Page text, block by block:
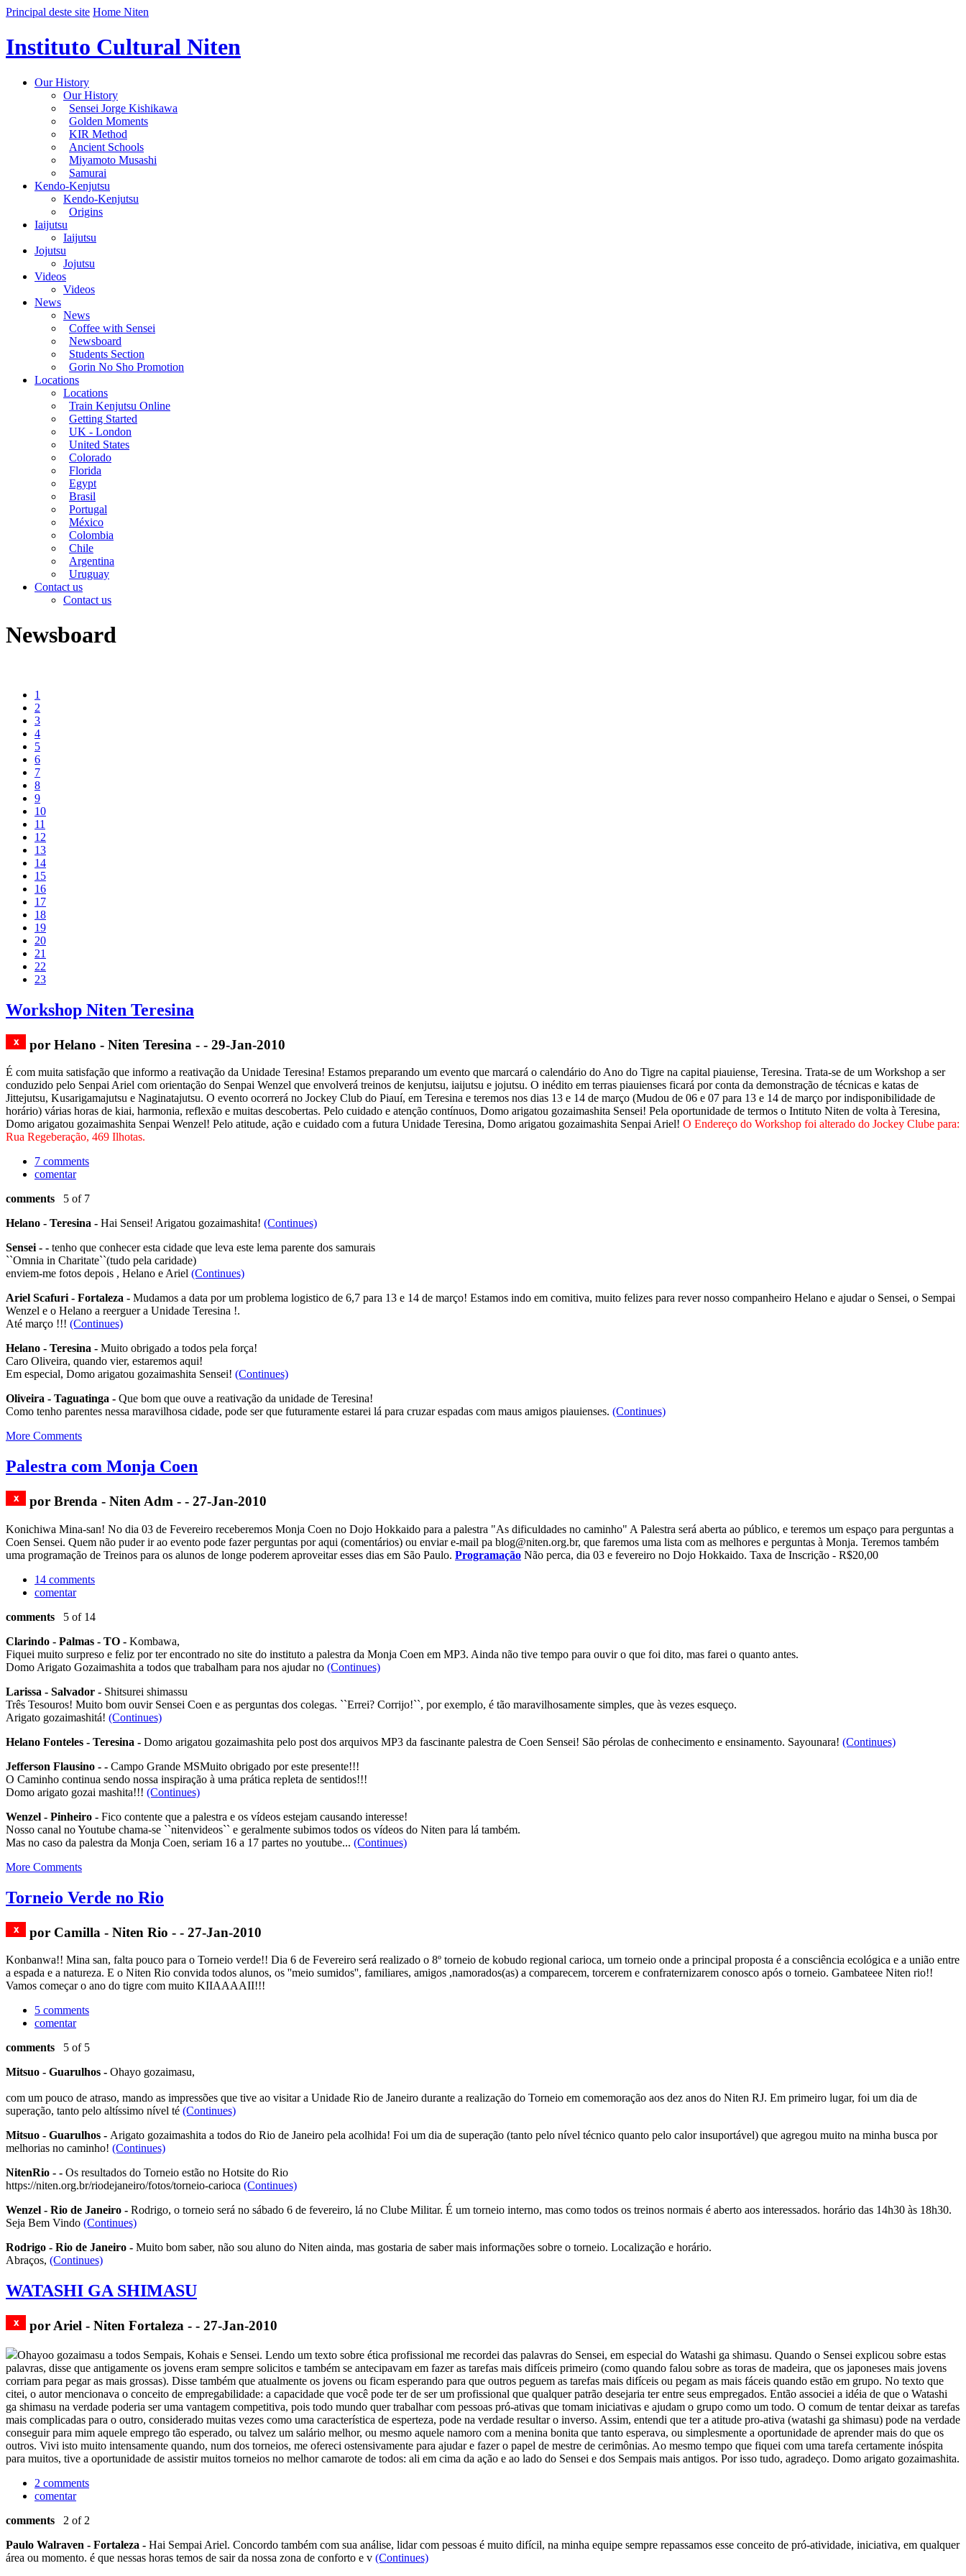
Principal deste site Home Niten
Instituto Cultural Niten
Our History
Our History
Sensei Jorge Kishikawa
Golden Moments
KIR Method
Ancient Schools
Miyamoto Musashi
Samurai
Kendo-Kenjutsu
Kendo-Kenjutsu
Origins
Iaijutsu
Iaijutsu
Jojutsu
Jojutsu
Videos
Videos
News
News
Coffee with Sensei
Newsboard
Students Section
Gorin No Sho Promotion
Locations
Locations
Train Kenjutsu Online
Getting Started
UK - London
United States
Colorado
Florida
Egypt
Brasil
Portugal
México
Colombia
Chile
Argentina
Uruguay
Contact us
Contact us
Newsboard
1
2
3
4
5
6
7
8
9
10
11
12
13
14
15
16
17
18
19
20
21
22
23
Workshop Niten Teresina
por Helano - Niten Teresina - - 29-Jan-2010
É com muita satisfação que informo a reativação da Unidade Teresina! Estamos preparando um evento que marcará o calendário do Ano do Tigre na capital piauiense, Teresina. Trata-se de um Workshop a ser
conduzido pelo Senpai Ariel com orientação do Senpai Wenzel que envolverá treinos de kenjutsu, iaijutsu e jojutsu. O inédito em terras piauienses ficará por conta da demonstração de técnicas e katas de
Jittejutsu, Kusarigamajutsu e Naginatajutsu. O evento ocorrerá no Jockey Club do Piauí, em Teresina e teremos nos dias 13 e 14 de março (Mudou de 06 e 07 para 13 e 14 de março por indisponibilidade de
horário) várias horas de kiai, harmonia, reflexão e muitas descobertas. Pelo cuidado e atenção contínuos, Domo arigatou gozaimashita Sensei! Pela oportunidade de termos o Intituto Niten de volta à Teresina,
Domo arigatou gozaimashita Senpai Wenzel! Pelo atitude, ação e cuidado com a futura Unidade Teresina, Domo arigatou gozaimashita Senpai Ariel! O Endereço do Workshop foi alterado do Jockey Clube para:
Rua Regeberação, 469 Ilhotas.
7 comments
comentar
comments 5 of 7
Helano - Teresina - Hai Sensei! Arigatou gozaimashita! (Continues)
Sensei - - tenho que conhecer esta cidade que leva este lema parente dos samurais
``Omnia in Charitate``(tudo pela caridade)
enviem-me fotos depois , Helano e Ariel (Continues)
Ariel Scafuri - Fortaleza - Mudamos a data por um problema logistico de 6,7 para 13 e 14 de março! Estamos indo em comitiva, muito felizes para rever nosso companheiro Helano e ajudar o Sensei, o Sempai
Wenzel e o Helano a reerguer a Unidade Teresina !.
Até março !!! (Continues)
Helano - Teresina - Muito obrigado a todos pela força!
Caro Oliveira, quando vier, estaremos aqui!
Em especial, Domo arigatou gozaimashita Sensei! (Continues)
Oliveira - Taguatinga - Que bom que ouve a reativação da unidade de Teresina!
Como tenho parentes nessa maravilhosa cidade, pode ser que futuramente estarei lá para cruzar espadas com maus amigos piauienses. (Continues)
More Comments
Palestra com Monja Coen
por Brenda - Niten Adm - - 27-Jan-2010
Konichiwa Mina-san! No dia 03 de Fevereiro receberemos Monja Coen no Dojo Hokkaido para a palestra "As dificuldades no caminho" A Palestra será aberta ao público, e teremos um espaço para perguntas a
Coen Sensei. Quem não puder ir ao evento pode fazer perguntas por aqui (comentários) ou enviar e-mail pa blog@niten.org.br, que faremos uma lista com as melhores e perguntas à Monja. Teremos também
uma programação de Treinos para os alunos de longe poderem aproveitar esses dias em São Paulo. Programação Não perca, dia 03 e fevereiro no Dojo Hokkaido. Taxa de Inscrição - R$20,00
14 comments
comentar
comments 5 of 14
Clarindo - Palmas - TO - Kombawa,
Fiquei muito surpreso e feliz por ter encontrado no site do instituto a palestra da Monja Coen em MP3. Ainda não tive tempo para ouvir o que foi dito, mas farei o quanto antes.
Domo Arigato Gozaimashita a todos que trabalham para nos ajudar no (Continues)
Larissa - Salvador - Shitsurei shimassu
Três Tesouros! Muito bom ouvir Sensei Coen e as perguntas dos colegas. ``Errei? Corrijo!``, por exemplo, é tão maravilhosamente simples, que às vezes esqueço.
Arigato gozaimashitá! (Continues)
Helano Fonteles - Teresina - Domo arigatou gozaimashita pelo post dos arquivos MP3 da fascinante palestra de Coen Sensei! São pérolas de conhecimento e ensinamento. Sayounara! (Continues)
Jefferson Flausino - - Campo Grande MSMuito obrigado por este presente!!!
O Caminho continua sendo nossa inspiração à uma prática repleta de sentidos!!!
Domo arigato gozai mashita!!! (Continues)
Wenzel - Pinheiro - Fico contente que a palestra e os vídeos estejam causando interesse!
Nosso canal no Youtube chama-se ``nitenvideos`` e geralmente subimos todos os vídeos do Niten para lá também.
Mas no caso da palestra da Monja Coen, seriam 16 a 17 partes no youtube... (Continues)
More Comments
Torneio Verde no Rio
por Camilla - Niten Rio - - 27-Jan-2010
Konbanwa!! Mina san, falta pouco para o Torneio verde!! Dia 6 de Fevereiro será realizado o 8º torneio de kobudo regional carioca, um torneio onde a principal proposta é a consciência ecológica e a união entre
a espada e a natureza. E o Niten Rio convida todos alunos, os ''meio sumidos'', familiares, amigos ,namorados(as) a comparecem, torcerem e confraternizarem conosco após o torneio. Gambateee Niten rio!!
Vamos começar o ano do tigre com muito KIIAAAAII!!!
5 comments
comentar
comments 5 of 5
Mitsuo - Guarulhos - Ohayo gozaimasu,
com um pouco de atraso, mando as impressões que tive ao visitar a Unidade Rio de Janeiro durante a realização do Torneio em comemoração aos dez anos do Niten RJ. Em primeiro lugar, foi um dia de
superação, tanto pelo altíssimo nível té (Continues)
Mitsuo - Guarulhos - Arigato gozaimashita a todos do Rio de Janeiro pela acolhida! Foi um dia de superação (tanto pelo nível técnico quanto pelo calor insuportável) que agregou muito na minha busca por
melhorias no caminho! (Continues)
NitenRio - - Os resultados do Torneio estão no Hotsite do Rio
https://niten.org.br/riodejaneiro/fotos/torneio-carioca (Continues)
Wenzel - Rio de Janeiro - Rodrigo, o torneio será no sábado 6 de fevereiro, lá no Clube Militar. É um torneio interno, mas como todos os treinos normais é aberto aos interessados. horário das 14h30 às 18h30.
Seja Bem Vindo (Continues)
Rodrigo - Rio de Janeiro - Muito bom saber, não sou aluno do Niten ainda, mas gostaria de saber mais informações sobre o torneio. Localização e horário.
Abraços, (Continues)
WATASHI GA SHIMASU
por Ariel - Niten Fortaleza - - 27-Jan-2010
Ohayoo gozaimasu a todos Sempais, Kohais e Sensei. Lendo um texto sobre ética profissional me recordei das palavras do Sensei, em especial do Watashi ga shimasu. Quando o Sensei explicou sobre estas
palavras, disse que antigamente os jovens eram sempre solicitos e também se antecipavam em fazer as tarefas mais difíceis primeiro (como quando falou sobre as toras de madeira, que os japoneses mais jovens
corriam para pegar as mais grossas). Disse também que atualmente os jovens ou ficam esperando para que outros peguem as tarefas mais difíceis ou pegam as mais fáceis quando estão em grupo. No texto que
citei, o autor mencionava o conceito de empregabilidade: a capacidade que você pode ter de ser um profissional que qualquer patrão desejaria ter entre seus empregados. Então associei a idéia de que o Watashi
ga shimasu na verdade poderia ser uma vantagem competitiva, pois todo mundo quer trabalhar com pessoas pró-ativas que tomam iniciativas e ajudam o grupo como um todo. O comum de tentar deixar as tarefas
mais complicadas para o outro, considerado muitas vezes como uma característica de esperteza, pode na verdade resultar o inverso. Assim, entendi que ter a atitude pro-ativa (watashi ga shimasu) pode na verdade
conseguir para mim aquele emprego tão esperado, ou talvez um salário melhor, ou mesmo aquele namoro com a menina bonita que tanto esperava, ou simplesmente a oportunidade de aprender mais do que os
outros. Vivi isto muito intensamente quando, num dos torneios, me ofereci ostensivamente para ajudar e fazer o papel de mestre de cerimônias. Ao mesmo tempo que fiquei com uma tarefa certamente inóspita
para muitos, tive a oportunidade de assistir muitos torneios no melhor camarote de todos: ali em cima da ação e ao lado do Sensei e dos Sempais mais antigos. Por isso tudo, agradeço. Domo arigato gozaimashita.
2 comments
comentar
comments 2 of 2
Paulo Walraven - Fortaleza - Hai Sempai Ariel. Concordo também com sua análise, lidar com pessoas é muito difícil, na minha equipe sempre repassamos esse conceito de pró-atividade, iniciativa, em qualquer
área ou momento. é que nessas horas temos de sair da nossa zona de conforto e v (Continues)